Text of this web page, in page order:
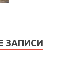
ЗАПИСИ